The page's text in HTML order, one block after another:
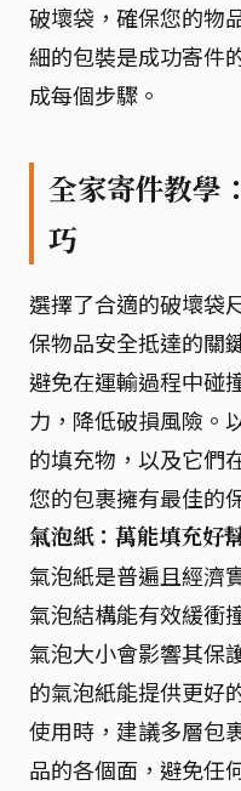
破壞袋，確保您的物
細的包裝是成功寄件
成每個步驟。
全家寄件教學
巧
選擇了合適的破壞袋
保物品安全抵達的關
避免在運輸過程中碰
力，降低破損風險。
的填充物，以及它們
您的包裹擁有最佳的
氣泡紙：萬能填充好
氣泡紙是普遍且經濟
氣泡結構能有效緩衝
氣泡大小會影響其保
的氣泡紙能提供更好
使用時，建議多層包
品的各個面，避免任